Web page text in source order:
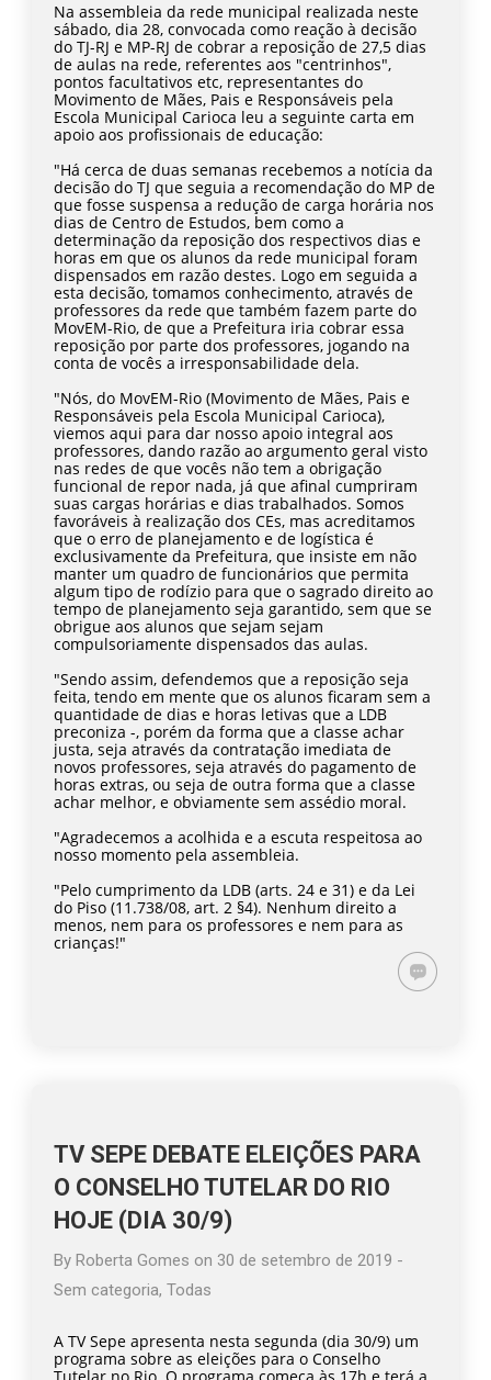
Na assembleia da rede municipal realizada neste
sábado, dia 28, convocada como reação à decisão
do TJ-RJ e MP-RJ de cobrar a reposição de 27,5 dias
de aulas na rede, referentes aos "centrinhos",
pontos facultativos etc, representantes do
Movimento de Mães, Pais e Responsáveis pela
Escola Municipal Carioca leu a seguinte carta em
apoio aos profissionais de educação:
"Há cerca de duas semanas recebemos a notícia da
decisão do TJ que seguia a recomendação do MP de
que fosse suspensa a redução de carga horária nos
dias de Centro de Estudos, bem como a
determinação da reposição dos respectivos dias e
horas em que os alunos da rede municipal foram
dispensados em razão destes. Logo em seguida a
esta decisão, tomamos conhecimento, através de
professores da rede que também fazem parte do
MovEM-Rio, de que a Prefeitura iria cobrar essa
reposição por parte dos professores, jogando na
conta de vocês a irresponsabilidade dela.
"Nós, do MovEM-Rio (Movimento de Mães, Pais e
Responsáveis pela Escola Municipal Carioca),
viemos aqui para dar nosso apoio integral aos
professores, dando razão ao argumento geral visto
nas redes de que vocês não tem a obrigação
funcional de repor nada, já que afinal cumpriram
suas cargas horárias e dias trabalhados. Somos
favoráveis à realização dos CEs, mas acreditamos
que o erro de planejamento e de logística é
exclusivamente da Prefeitura, que insiste em não
manter um quadro de funcionários que permita
algum tipo de rodízio para que o sagrado direito ao
tempo de planejamento seja garantido, sem que se
obrigue aos alunos que sejam sejam
compulsoriamente dispensados das aulas.
"Sendo assim, defendemos que a reposição seja
feita, tendo em mente que os alunos ficaram sem a
quantidade de dias e horas letivas que a LDB
preconiza -, porém da forma que a classe achar
justa, seja através da contratação imediata de
novos professores, seja através do pagamento de
horas extras, ou seja de outra forma que a classe
achar melhor, e obviamente sem assédio moral.
"Agradecemos a acolhida e a escuta respeitosa ao
nosso momento pela assembleia.
"Pelo cumprimento da LDB (arts. 24 e 31) e da Lei
do Piso (11.738/08, art. 2 §4). Nenhum direito a
menos, nem para os professores e nem para as
crianças!"
TV SEPE DEBATE ELEIÇÕES PARA
O CONSELHO TUTELAR DO RIO
HOJE (DIA 30/9)
ByRoberta Gomes on 30 de setembro de 2019 -
Sem categoria,Todas
A TV Sepe apresenta nesta segunda (dia 30/9) um
programa sobre as eleições para o Conselho